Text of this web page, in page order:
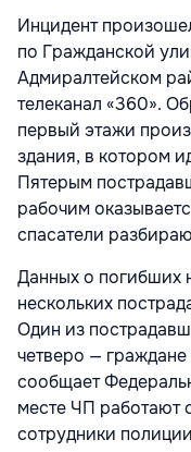
Инцидент
по Гражданской
Адмиралтейском
телеканал «360».
первый этажи
здания, в котором
Пятерым
рабочим
спасатели
Данных о погибших
нескольких
Один из
четверо —
сообщает
месте ЧП работают
сотрудники